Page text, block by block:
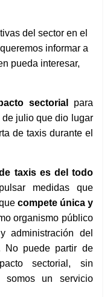
del sector en el
informar a
pueda interesar,
sectorial
para
julio que dio lugar
de taxis durante el
taxis es del todo
medidas que
compete única y
organismo público
administración del
No puede partir de
sectorial, sin
somos un servicio